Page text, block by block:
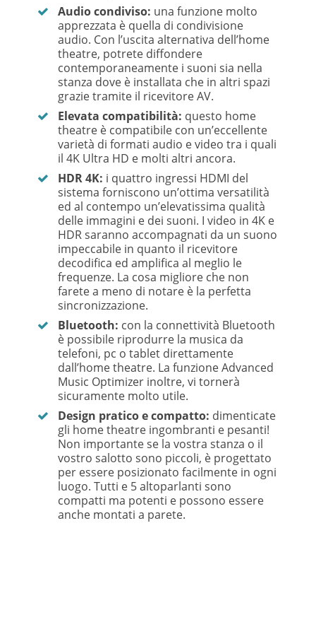
Audio condiviso: una funzione molto
apprezzata è quella di condivisione
audio. Con l’uscita alternativa dell’home
theatre, potrete diffondere
contemporaneamente i suoni sia nella
stanza dove è installata che in altri spazi
grazie tramite il ricevitore AV.
Elevata compatibilità: questo home
theatre è compatibile con un’eccellente
varietà di formati audio e video tra i quali
il 4K Ultra HD e molti altri ancora.
HDR 4K: i quattro ingressi HDMI del
sistema forniscono un’ottima versatilità
ed al contempo un’elevatissima qualità
delle immagini e dei suoni. I video in 4K e
HDR saranno accompagnati da un suono
impeccabile in quanto il ricevitore
decodifica ed amplifica al meglio le
frequenze. La cosa migliore che non
farete a meno di notare è la perfetta
sincronizzazione.
Bluetooth: con la connettività Bluetooth
è possibile riprodurre la musica da
telefoni, pc o tablet direttamente
dall’home theatre. La funzione Advanced
Music Optimizer inoltre, vi tornerà
sicuramente molto utile.
Design pratico e compatto: dimenticate
gli home theatre ingombranti e pesanti!
Non importante se la vostra stanza o il
vostro salotto sono piccoli, è progettato
per essere posizionato facilmente in ogni
luogo. Tutti e 5 altoparlanti sono
compatti ma potenti e possono essere
anche montati a parete.